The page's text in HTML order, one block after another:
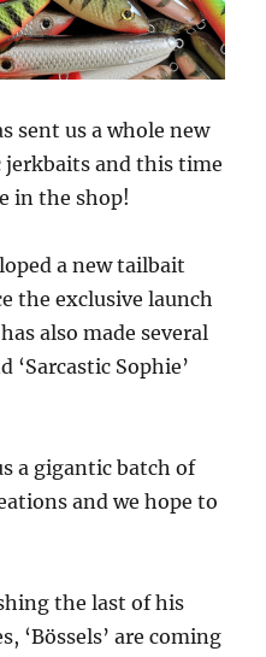
sent us a whole new
jerkbaits and this time
in the shop!
a new tailbait
the exclusive launch
also made several
‘Sarcastic Sophie’
a gigantic batch of
and we hope to
the last of his
‘Bössels’ are coming